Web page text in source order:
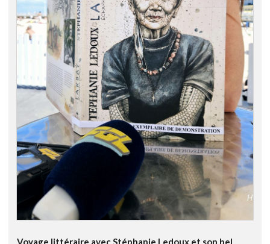
Voyage littéraire avec Stéphanie Ledoux et son bel